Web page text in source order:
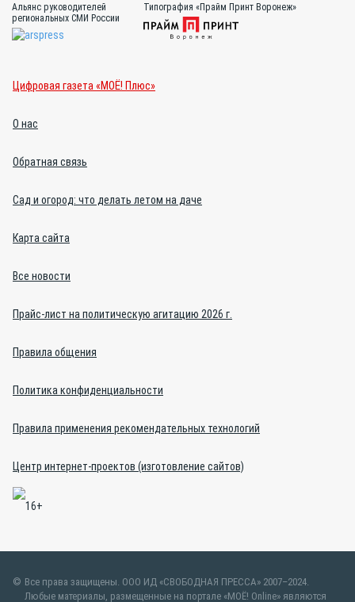
Альянс руководителей
региональных СМИ России
Типография «Прайм Принт Воронеж»
Цифровая газета «МОЁ! Плюс»
О нас
Обратная связь
Сад и огород: что делать летом на даче
Карта сайта
Все новости
Прайс-лист на политическую агитацию 2026 г.
Правила общения
Политика конфиденциальности
Правила применения рекомендательных технологий
Центр интернет-проектов (изготовление сайтов)
Все права защищены. ООО ИД «СВОБОДНАЯ ПРЕССА» 2007–2024.
Любые материалы, размещенные на портале «МОЁ! Online» являются